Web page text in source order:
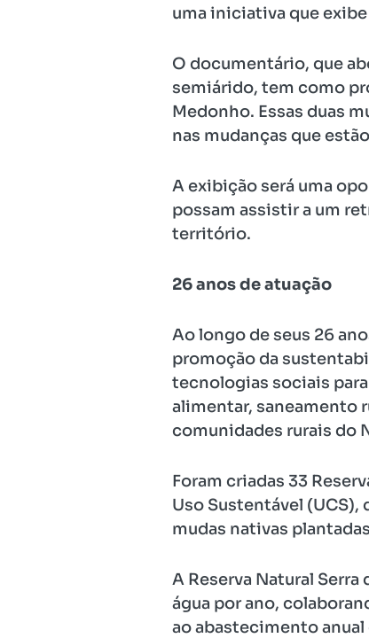
uma iniciativa que
O documentário, que
semiárido, tem como
Medonho. Essas duas
nas mudanças que
A exibição será uma
possam assistir a um
território.
26 anos de atuação
Ao longo de seus 26
promoção da
tecnologias sociais
alimentar, saneamento
comunidades rurais do
Foram criadas 33
Uso Sustentável (UCS),
mudas nativas
A Reserva Natural
água por ano,
ao abastecimento